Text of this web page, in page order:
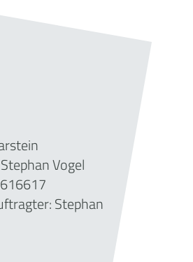
Stephan Vogel
Stephan